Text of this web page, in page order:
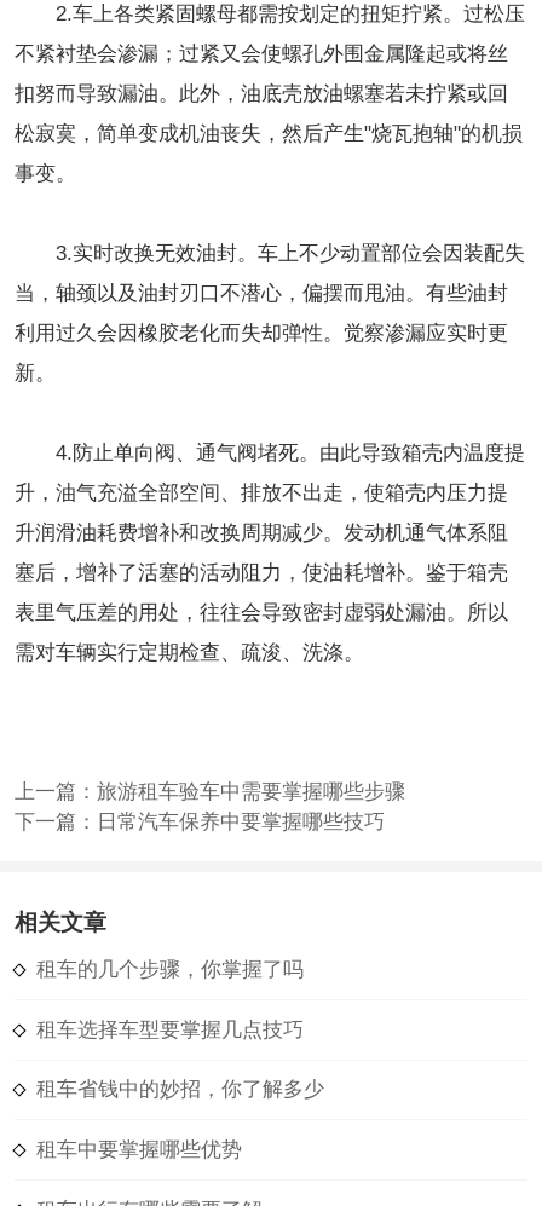
2.车上各类紧固螺母都需按划定的扭矩拧紧。过松压
不紧衬垫会渗漏；过紧又会使螺孔外围金属隆起或将丝
扣努而导致漏油。此外，油底壳放油螺塞若未拧紧或回
松寂寞，简单变成机油丧失，然后产生"烧瓦抱轴"的机损
事变。
3.实时改换无效油封。车上不少动置部位会因装配失
当，轴颈以及油封刃口不潜心，偏摆而甩油。有些油封
利用过久会因橡胶老化而失却弹性。觉察渗漏应实时更
新。
4.防止单向阀、通气阀堵死。由此导致箱壳内温度提
升，油气充溢全部空间、排放不出走，使箱壳内压力提
升润滑油耗费增补和改换周期减少。发动机通气体系阻
塞后，增补了活塞的活动阻力，使油耗增补。鉴于箱壳
表里气压差的用处，往往会导致密封虚弱处漏油。所以
需对车辆实行定期检查、疏浚、洗涤。
上一篇： 旅游租车验车中需要掌握哪些步骤
下一篇： 日常汽车保养中要掌握哪些技巧
相关文章
租车的几个步骤，你掌握了吗
租车选择车型要掌握几点技巧
租车省钱中的妙招，你了解多少
租车中要掌握哪些优势